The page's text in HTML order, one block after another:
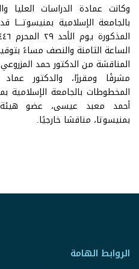
وكانت عمادة الدراسات العليا
بالجامعة الإسلامية
الساعة الثامنة والنصف مساءً
المناقشة من الدكتور حمد
مشرفًا ومقررًا، والدكتور
المخطوطات بالجامعة الإسلامية
أحمد معبد عيسى، عضو هيئة
بمنيسوتا، مناقشا خارجيًا.
الروابط الهامة